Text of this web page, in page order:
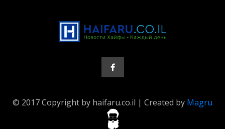
© 2017 Copyright by haifaru.co.il | Created by Magru